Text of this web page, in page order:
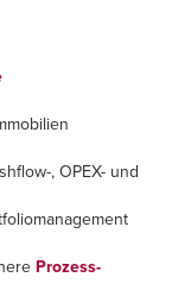
, OPEX- und
Prozess-